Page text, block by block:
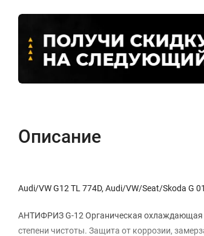
Описание
Audi/VW G12 TL 774D, Audi/VW/Seat/Skoda G
АНТИФРИЗ G-12 Органическая охлаждающая
степени чистоты. Защита от коррозии,